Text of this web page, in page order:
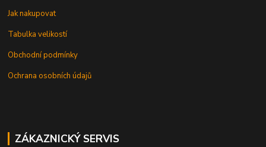
Jak nakupovat
Tabulka velikostí
Obchodní podmínky
Ochrana osobních údajů
ZÁKAZNICKÝ SERVIS